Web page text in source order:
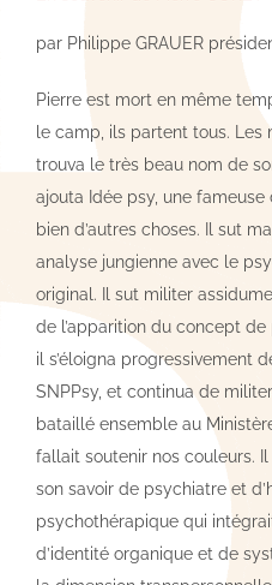
par Philippe GRAUER
Pierre est mort en même
le camp, ils partent tous. Les
trouva le très beau nom de
ajouta Idée psy, une
bien d’autres choses. Il sut
analyse jungienne avec le
original. Il sut militer
de l’apparition du concept
il s’éloigna progressivement
SNPPsy, et continua de
bataillé ensemble au
fallait soutenir nos couleurs.
son savoir de psychiatre et
psychothérapique qui
d’identité organique et de